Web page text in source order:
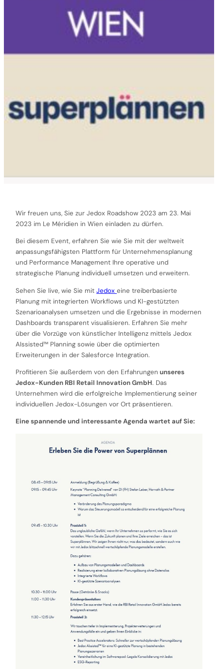
Wir freuen uns, Sie zur Jedox Roadshow 2023 am 23. Mai
2023 im Le Méridien in Wien einladen zu dürfen.
Bei diesem Event, erfahren Sie wie Sie mit der weltweit
anpassungsfähigsten Plattform für Unternehmensplanung
und Performance Management Ihre operative und
strategische Planung individuell umsetzen und erweitern.
Sehen Sie live, wie Sie mit Jedox eine treiberbasierte
Planung mit integrierten Workflows und KI-gestützten
Szenarioanalysen umsetzen und die Ergebnisse in modernen
Dashboards transparent visualisieren. Erfahren Sie mehr
über die Vorzüge von künstlicher Intelligenz mittels Jedox
AIssisted™ Planning sowie über die optimierten
Erweiterungen in der Salesforce Integration.
Profitieren Sie außerdem von den Erfahrungen unseres
Jedox-Kunden RBI Retail Innovation GmbH. Das
Unternehmen wird die erfolgreiche Implementierung seiner
individuellen Jedox-Lösungen vor Ort präsentieren.
Eine spannende und interessante Agenda wartet auf Sie: